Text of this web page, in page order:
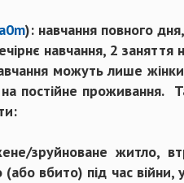
): навчання повного
навчання, 2
можуть лише
постійне проживання.
зруйноване житло,
вбито) під час